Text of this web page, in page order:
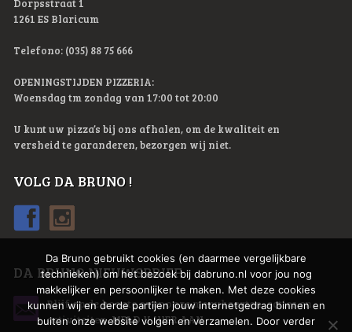
Dorpsstraat 1
1261 ES Blaricum
Telefono: (035) 88 75 666
OPENINGSTIJDEN PIZZERIA:
Woensdag tm zondag van 17:00 tot 20:00
U kunt uw pizza’s bij ons afhalen, om de kwaliteit en
versheid te garanderen, bezorgen wij niet.
VOLG DA BRUNO !
DA BRUNO NIEUWSBRIEF
Blijf op de hoogte over onze menukaarten, acties en
activiteiten.MELD U HIER AAN
Da Bruno gebruikt cookies (en daarmee vergelijkbare
technieken) om het bezoek bij dabruno.nl voor jou nog
makkelijker en persoonlijker te maken. Met deze cookies
kunnen wij en derde partijen jouw internetgedrag binnen en
buiten onze website volgen en verzamelen. Door verder